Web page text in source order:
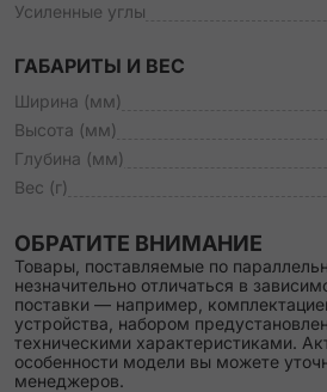
Усиленные углы
ГАБАРИТЫ И ВЕС
Ширина (мм)
Высота (мм)
Глубина (мм)
Вес (г)
ОБРАТИТЕ ВНИМАНИЕ
Товары, поставляемые по
незначительно отличаться в
поставки — например,
устройства, набором
техническими характеристиками.
особенности модели вы можете
менеджеров.